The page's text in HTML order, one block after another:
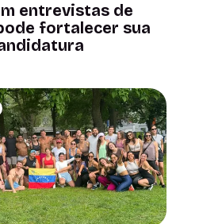
entrevistas de
fortalecer sua